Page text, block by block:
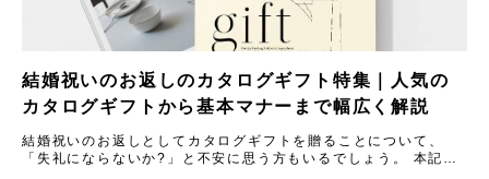
結婚祝いのお返しのカタログギフト特集｜人気の
カタログギフトから基本マナーまで幅広く解説
結婚祝いのお返しとしてカタログギフトを贈ることについて、
「失礼にならないか?」と不安に思う方もいるでしょう。 本記事